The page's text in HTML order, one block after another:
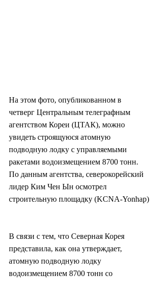
На этом фото, опубликованном в
четверг Центральным телеграфным
агентством Кореи (ЦТАК), можно
увидеть строящуюся атомную
подводную лодку с управляемыми
ракетами водоизмещением 8700 тонн.
По данным агентства, северокорейский
лидер Ким Чен Ын осмотрел
строительную площадку (KCNA-Yonhap)
В связи с тем, что Северная Корея
представила, как она утверждает,
атомную подводную лодку
водоизмещением 8700 тонн со